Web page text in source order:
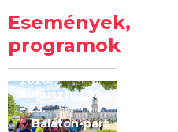
Események,
programok
Kilóméterek
2026
2026.
augusztus 22
– 23.
Balaton-part